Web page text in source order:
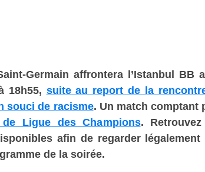
Germain affrontera l’Istanbul BB
18h55, suite au report de la
souci de racisme. Un match comptant
Ligue des Champions.
afin de regarder
de la soirée.